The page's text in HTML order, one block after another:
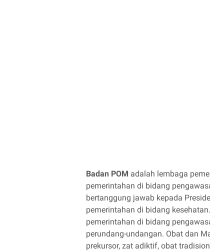
Badan POM adalah lembaga
pemerintahan di bidang
bertanggung jawab kepada
pemerintahan di bidang
pemerintahan di bidang
perundang-undangan. Obat dan
prekursor, zat adiktif, obat